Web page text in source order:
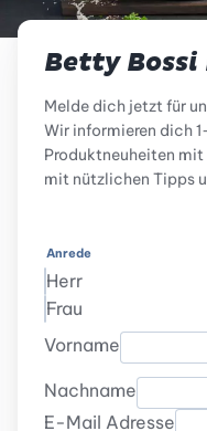
Betty
Melde dich jetzt für
Wir informieren dich
Produktneuheiten mit
mit nützlichen Tipps
Anrede
Herr
Frau
Vorname
Nachname
E-Mail Adresse